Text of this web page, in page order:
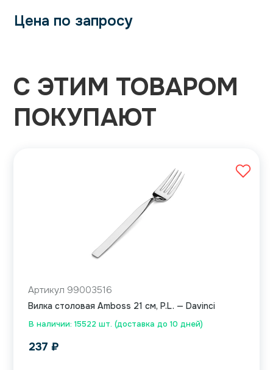
Цена по запросу
С ЭТИМ ТОВАРОМ
ПОКУПАЮТ
В наличии: 15522 шт. (доставка до 10 дней)
Артикул 99003516
Вилка столовая Amboss 21 см, P.L. — Davinci
237 ₽